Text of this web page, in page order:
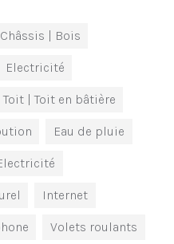
Châssis | Bois
Electricité
Toit | Toit en bâtière
Eau de pluie
Internet
Volets roulants